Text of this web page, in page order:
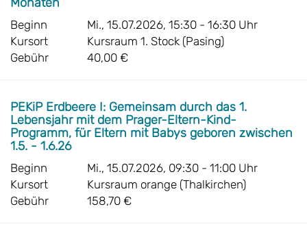
Beginn
Mi., 15.07.2026, 15:30 - 16:30 Uhr
Kursort
Kursraum 1. Stock (Pasing)
Gebühr
40,00 €
PEKiP Erdbeere I: Gemeinsam durch das 1.
Lebensjahr mit dem Prager-Eltern-Kind-
Programm, für Eltern mit Babys geboren zwischen
1.5. - 1.6.26
Beginn
Mi., 15.07.2026, 09:30 - 11:00 Uhr
Kursort
Kursraum orange (Thalkirchen)
Gebühr
158,70 €